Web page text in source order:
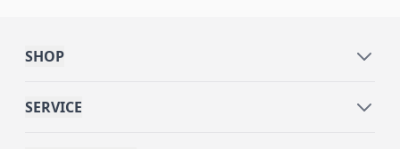
SHOP
SERVICE